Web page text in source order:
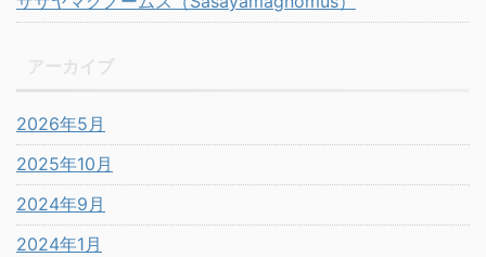
2026年5月
2025年10月
2024年9月
2024年1月